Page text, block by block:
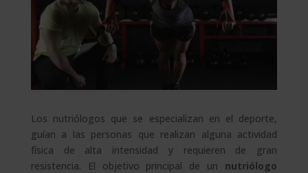
Los nutriólogos que se especializan en el deporte,
guían a las personas que realizan alguna actividad
física de alta intensidad y requieren de gran
resistencia. El objetivo principal de un nutriólogo